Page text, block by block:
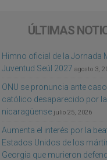
ÚLTIMAS
Himno oficial de la Jornada
Juventud Seúl 2027 agosto 3,
ONU se pronuncia ante
católico desaparecido por
nicaragüense julio 25, 2026
Aumenta el interés por la
Estados Unidos de los
Georgia que murieron